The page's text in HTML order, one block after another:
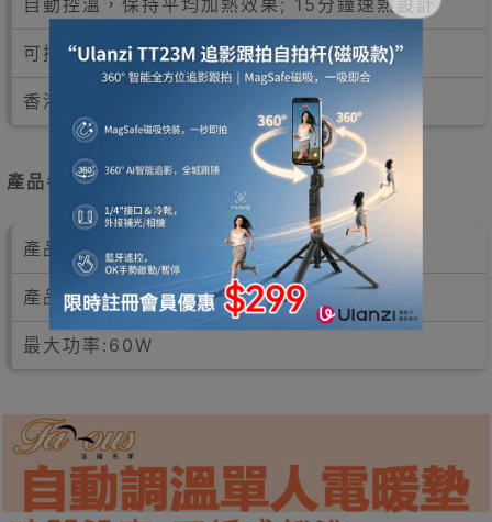
自動控溫，保持平均加熱效果; 15分鐘速熱設計
可摺合收藏
香港行貨代理一年保用
產品參數
產品編號: 32834001
產品尺寸:150x80cm
最大功率:60W